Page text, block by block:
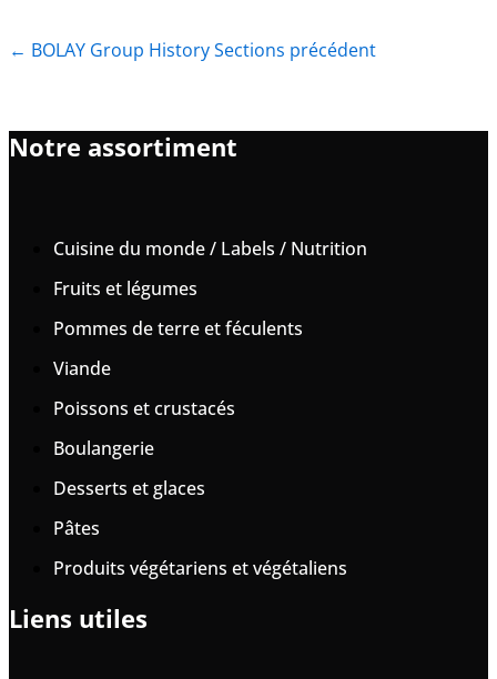
← BOLAY Group History Sections précédent
Notre assortiment
Cuisine du monde / Labels / Nutrition
Fruits et légumes
Pommes de terre et féculents
Viande
Poissons et crustacés
Boulangerie
Desserts et glaces
Pâtes
Produits végétariens et végétaliens
Liens utiles